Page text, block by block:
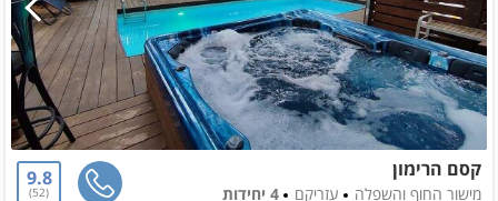
קסם הרימון
מישור החוף והשפלה עזריקם
4 יחידות
9.8
52